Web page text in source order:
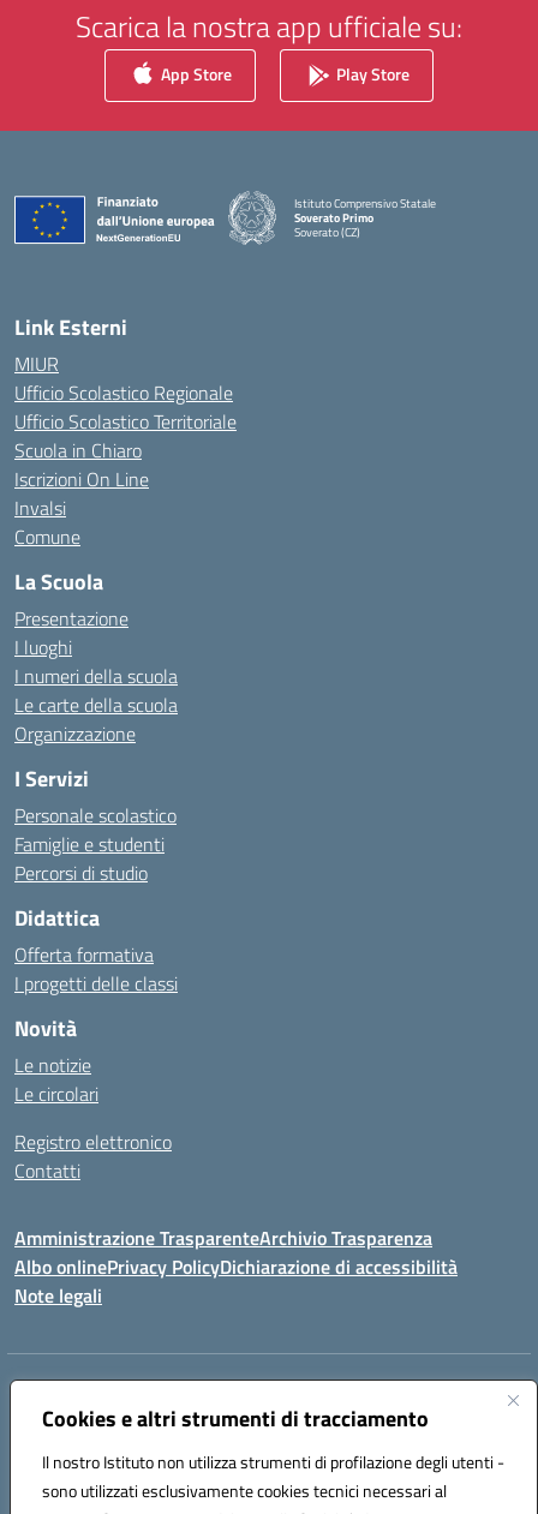
Cookies e altri strumenti di tracciamento
Il nostro Istituto non utilizza strumenti di profilazione degli utenti -
sono utilizzati esclusivamente cookies tecnici necessari al
Scarica la nostra app ufficiale su:
App Store Play Store
Istituto Comprensivo Statale
Soverato Primo
Soverato (CZ)
Link Esterni
MIUR
Ufficio Scolastico Regionale
Ufficio Scolastico Territoriale
Scuola in Chiaro
Iscrizioni On Line
Invalsi
Comune
La Scuola
Presentazione
I luoghi
I numeri della scuola
Le carte della scuola
Organizzazione
I Servizi
Personale scolastico
Famiglie e studenti
Percorsi di studio
Didattica
Offerta formativa
I progetti delle classi
Novità
Le notizie
Le circolari
Registro elettronico
Contatti
Amministrazione TrasparenteArchivio Trasparenza
Albo onlinePrivacy PolicyDichiarazione di accessibilità
Note legali
Indirizzo:
Centralino:096721161 Email:czic869004@istruzione.it
Codice fiscale: 84000710792